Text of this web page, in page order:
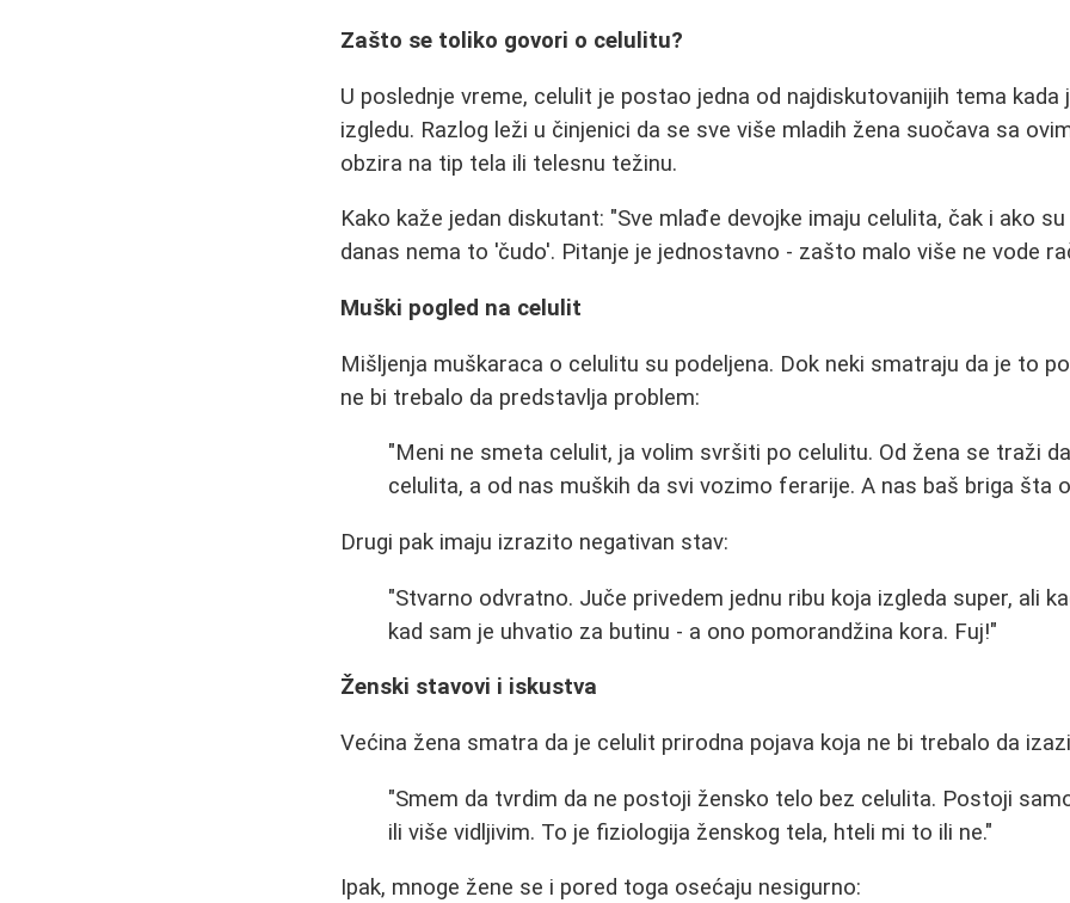
Zašto se toliko govori o celulitu?
U poslednje vreme, celulit je postao jedna od najdiskutovanijih tema kada
izgledu. Razlog leži u činjenici da se sve više mladih žena suočava sa
obzira na tip tela ili telesnu težinu.
Kako kaže jedan diskutant: "Sve mlađe devojke imaju celulita, čak i ako
danas nema to 'čudo'. Pitanje je jednostavno - zašto malo više ne vode
Muški pogled na celulit
Mišljenja muškaraca o celulitu su podeljena. Dok neki smatraju da je to
ne bi trebalo da predstavlja problem:
"Meni ne smeta celulit, ja volim svršiti po celulitu. Od žena se traži
celulita, a od nas muških da svi vozimo ferarije. A nas baš briga šta
Drugi pak imaju izrazito negativan stav:
"Stvarno odvratno. Juče privedem jednu ribu koja izgleda super, ali
kad sam je uhvatio za butinu - a ono pomorandžina kora. Fuj!"
Ženski stavovi i iskustva
Većina žena smatra da je celulit prirodna pojava koja ne bi trebalo da
"Smem da tvrdim da ne postoji žensko telo bez celulita. Postoji
ili više vidljivim. To je fiziologija ženskog tela, hteli mi to ili ne."
Ipak, mnoge žene se i pored toga osećaju nesigurno: